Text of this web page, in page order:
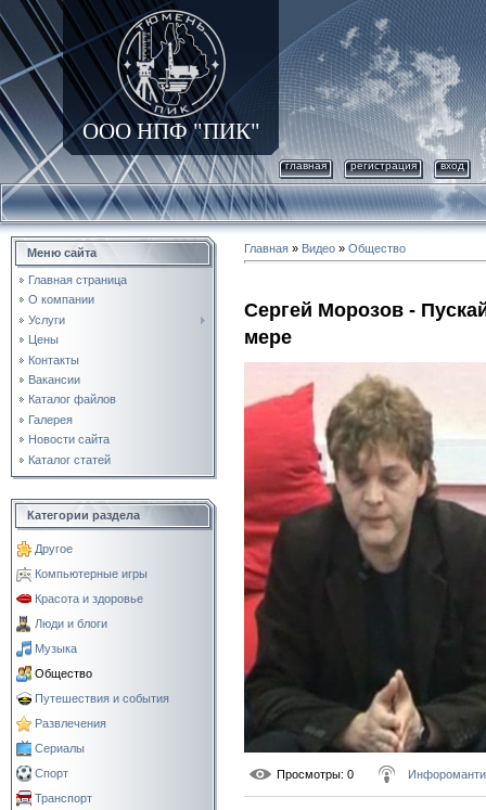
ООО НПФ "ПИК"
главная регистрация вход
Меню сайта
Главная страница
О компании
Услуги
Цены
Контакты
Вакансии
Каталог файлов
Галерея
Новости сайта
Каталог статей
Категории раздела
Другое
Компьютерные игры
Красота и здоровье
Люди и блоги
Музыка
Общество
Путешествия и события
Развлечения
Сериалы
Спорт
Транспорт
Главная » Видео » Общество
Сергей Морозов -
мере
Просмотры: 0